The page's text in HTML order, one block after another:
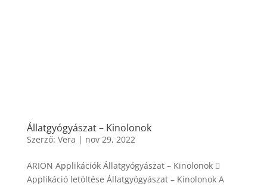
Állatgyógyászat – Kinolonok
Szerző: Vera | nov 29, 2022
ARION Applikációk Állatgyógyászat – Kinolonok 
Applikáció letöltése Állatgyógyászat – Kinolonok A